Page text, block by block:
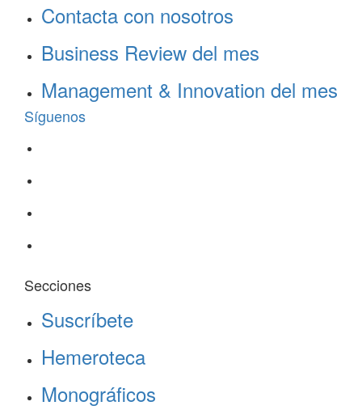
Contacta con nosotros
Business Review del mes
Management & Innovation del mes
Síguenos
Secciones
Suscríbete
Hemeroteca
Monográficos